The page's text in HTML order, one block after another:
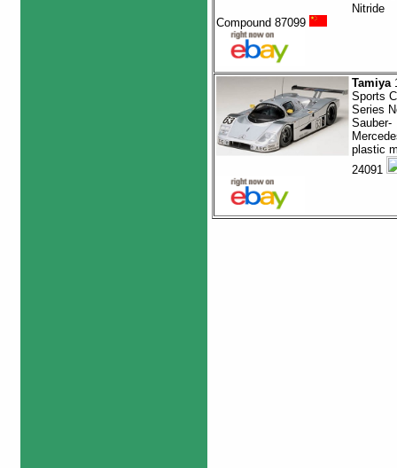
Nitride
Compound 87099
Tamiya
Sports
Series
Sauber-
plastic
24091